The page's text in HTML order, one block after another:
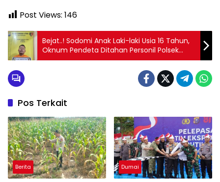
Post Views: 146
Bejat..! Sodomi Anak Laki-laki Usia 16 Tahun,
Oknum Pendeta Ditahan Personil Polsek
Tambusai Utara
Pos Terkait
Berita Dumai